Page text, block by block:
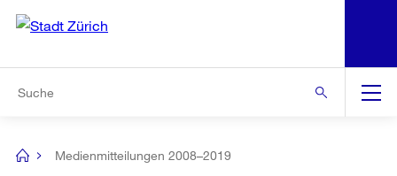
Navigation
[no
Medienmitteilungen 2008–2019